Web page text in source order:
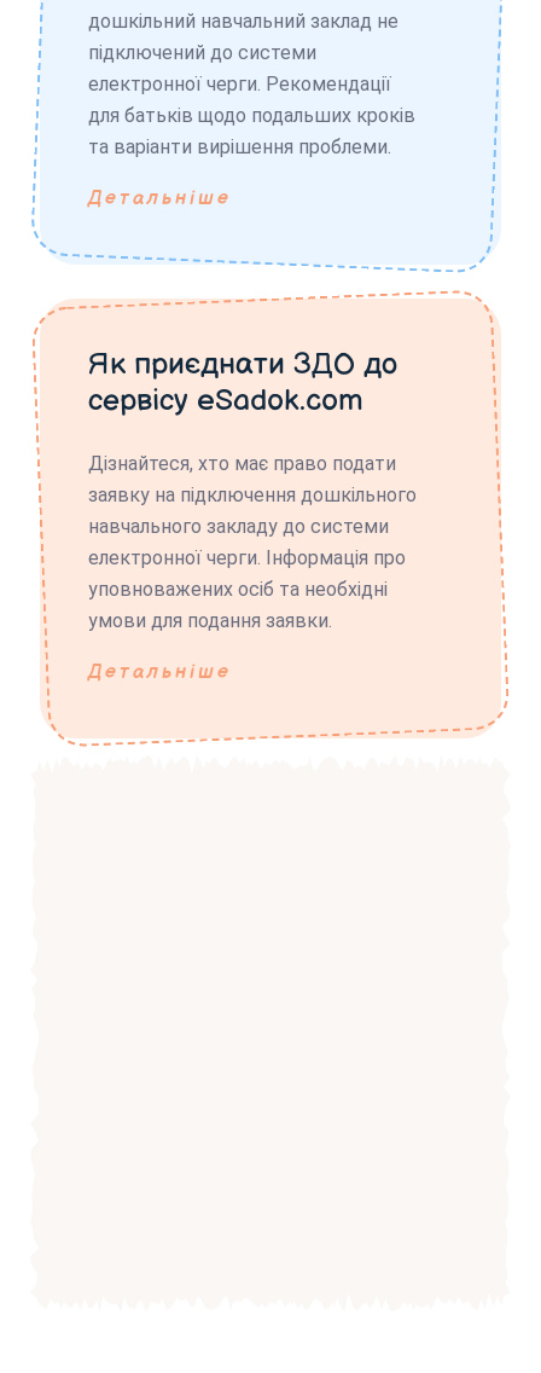
дошкільний навчальний заклад не
підключений до системи
електронної черги. Рекомендації
для батьків щодо подальших кроків
та варіанти вирішення проблеми.
Детальніше
Як приєднати ЗДО до
сервісу eSadok.com
Дізнайтеся, хто має право подати
заявку на підключення дошкільного
навчального закладу до системи
електронної черги. Інформація про
уповноважених осіб та необхідні
умови для подання заявки.
Детальніше